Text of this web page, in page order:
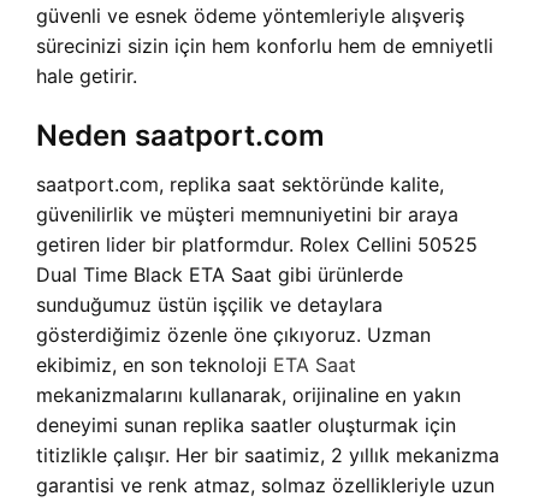
güvenli ve esnek ödeme yöntemleriyle alışveriş
sürecinizi sizin için hem konforlu hem de emniyetli
hale getirir.
Neden saatport.com
saatport.com, replika saat sektöründe kalite,
güvenilirlik ve müşteri memnuniyetini bir araya
getiren lider bir platformdur. Rolex Cellini 50525
Dual Time Black ETA Saat gibi ürünlerde
sunduğumuz üstün işçilik ve detaylara
gösterdiğimiz özenle öne çıkıyoruz. Uzman
ekibimiz, en son teknoloji ETA Saat
mekanizmalarını kullanarak, orijinaline en yakın
deneyimi sunan replika saatler oluşturmak için
titizlikle çalışır. Her bir saatimiz, 2 yıllık mekanizma
garantisi ve renk atmaz, solmaz özellikleriyle uzun